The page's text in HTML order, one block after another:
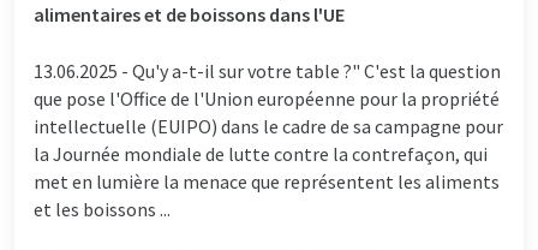
alimentaires et de boissons dans l'UE
13.06.2025 - Qu'y a-t-il sur votre table ?" C'est la question
que pose l'Office de l'Union européenne pour la propriété
intellectuelle (EUIPO) dans le cadre de sa campagne pour
la Journée mondiale de lutte contre la contrefaçon, qui
met en lumière la menace que représentent les aliments
et les boissons ...